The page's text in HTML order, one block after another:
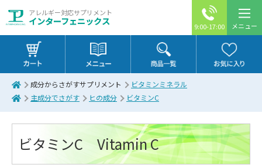
アレルギー対応サプリメント
インターフェニックス 9:00-17:00 メニュー
成分からさがすサプリメント
ビタミンミネラル
主成分でさがす
ヒの成分 ビタミンC
ビタミンC Vitamin C